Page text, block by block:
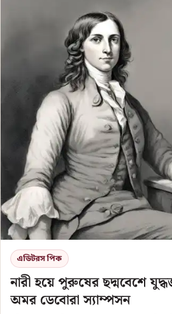
এডিটরস পিক
নারী হয়ে পুরুষের ছদ্মবেশে
অমর ডেবোরা স্যাম্পসন